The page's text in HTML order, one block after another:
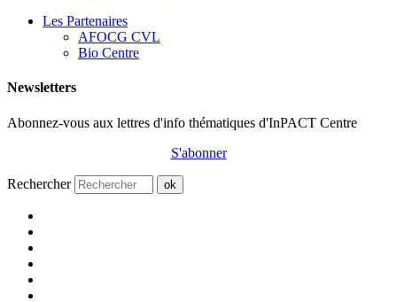
Les Partenaires
AFOCG CVL
Bio Centre
Newsletters
Abonnez-vous aux lettres d'info thématiques d'InPACT Centre
S'abonner
Rechercher ok